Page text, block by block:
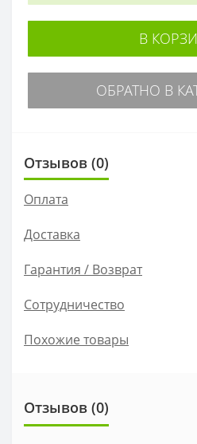
В
ОБРАТНО В
Отзывов (0)
Оплата
Доставка
Гарантия / Возврат
Сотрудничество
Похожие товары
Отзывов (0)